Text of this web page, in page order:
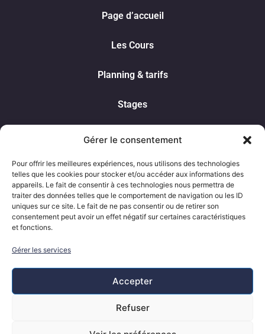
Gérer le consentement
Pour offrir les meilleures expériences, nous utilisons des technologies
telles que les cookies pour stocker et/ou accéder aux informations des
appareils. Le fait de consentir à ces technologies nous permettra de
traiter des données telles que le comportement de navigation ou les ID
uniques sur ce site. Le fait de ne pas consentir ou de retirer son
consentement peut avoir un effet négatif sur certaines caractéristiques
et fonctions.
Gérer les services
Accepter
Refuser
Page d’accueil
Les Cours
Planning & tarifs
Stages
Spectacle
Contact
Nous contacter
0617397641